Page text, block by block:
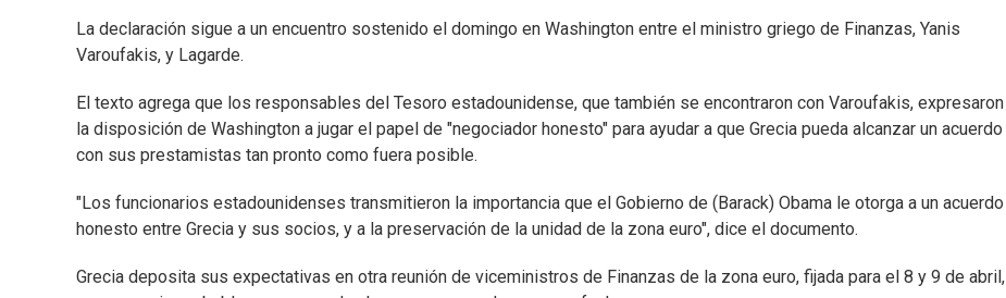
La declaración sigue a un encuentro sostenido el domingo en Washington entre el ministro griego de Finanzas, Yanis
Varoufakis, y Lagarde.
El texto agrega que los responsables del Tesoro estadounidense, que también se encontraron con Varoufakis, expresaron
la disposición de Washington a jugar el papel de "negociador honesto" para ayudar a que Grecia pueda alcanzar un acuerdo
con sus prestamistas tan pronto como fuera posible.
"Los funcionarios estadounidenses transmitieron la importancia que el Gobierno de (Barack) Obama le otorga a un acuerdo
honesto entre Grecia y sus socios, y a la preservación de la unidad de la zona euro", dice el documento.
Grecia deposita sus expectativas en otra reunión de viceministros de Finanzas de la zona euro, fijada para el 8 y 9 de abril,